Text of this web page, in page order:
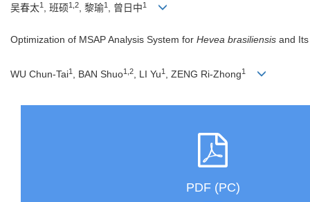
吴春太1 , 班硕1,2, 黎瑜1 , 曾日中1
Optimization of MSAP Analysis System for Hevea brasiliensis and
WU Chun-Tai1 , BAN Shuo1,2 , LI Yu1 , ZENG Ri-Zhong1
PDF (PC)